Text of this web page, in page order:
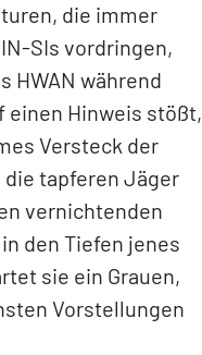
die immer
SIs vordringen,
HWAN während
einen Hinweis stößt,
Versteck der
tapferen Jäger
vernichtenden
den Tiefen jenes
sie ein Grauen,
Vorstellungen